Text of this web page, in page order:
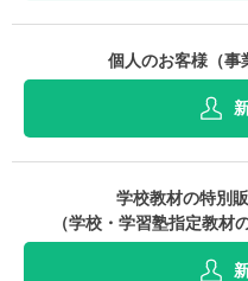
個人のお客様（事
学校教材の特別
（学校・学習塾指定教材